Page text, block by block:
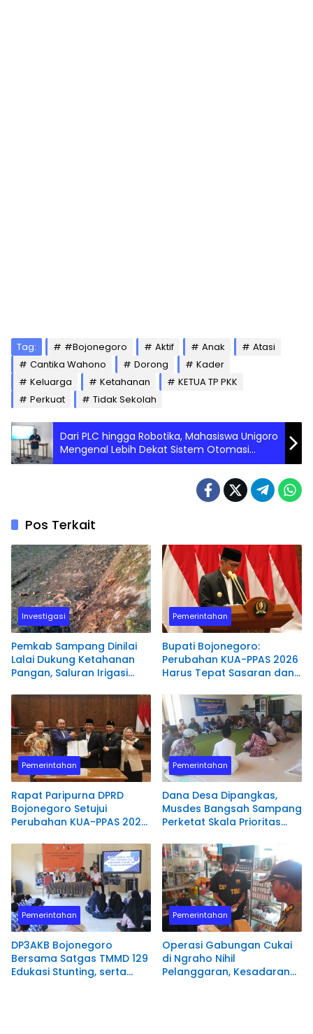
Tag: #Bojonegoro Aktif Anak
Atasi
Cantika Wahono
Dorong
Kader
Keluarga
Ketahanan
KETUA TP PKK
Perkuat
Tidak Sekolah
Dari PLC hingga Robotika, Mahasiswa Unigoro
Mengenal Lebih Dekat Sistem Otomasi
Industri Perusahaan Manufaktur
Pos Terkait
Investigasi
Pemkab Sampang Dinilai
Lalai Dukung Ketahanan
Pangan, Saluran Irigasi
Pemerintahan
Bupati Bojonegoro:
Perubahan KUA-PPAS 2026
Harus Tepat Sasaran dan
Masyarakat
Pemerintahan
Rapat Paripurna DPRD
Bojonegoro Setujui
Perubahan KUA-PPAS 2026,
Triliun
Pemerintahan
Dana Desa Dipangkas,
Musdes Bangsah Sampang
Perketat Skala Prioritas
Pemerintahan
DP3AKB Bojonegoro
Bersama Satgas TMMD 129
Edukasi Stunting, serta
Pemerintahan
Operasi Gabungan Cukai
di Ngraho Nihil
Pelanggaran, Kesadaran